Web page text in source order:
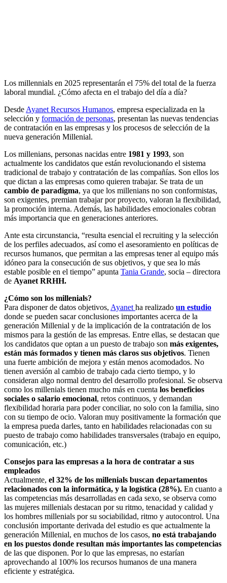
Los millennials en 2025 representarán el 75% del total de la fuerza
laboral mundial. ¿Cómo afecta en el trabajo del día a día?
Desde Ayanet Recursos Humanos, empresa especializada en la
selección y formación de personas, presentan las nuevas tendencias
de contratación en las empresas y los procesos de selección de la
nueva generación Millenial.
Los millenians, personas nacidas entre 1981 y 1993, son
actualmente los candidatos que están revolucionando el sistema
tradicional de trabajo y contratación de las compañías. Son ellos los
que dictan a las empresas como quieren trabajar. Se trata de un
cambio de paradigma, ya que los millenians no son conformistas,
son exigentes, premian trabajar por proyecto, valoran la flexibilidad,
la promoción interna. Además, las habilidades emocionales cobran
más importancia que en generaciones anteriores.
Ante esta circunstancia, “resulta esencial el recruiting y la selección
de los perfiles adecuados, así como el asesoramiento en políticas de
recursos humanos, que permitan a las empresas tener al equipo más
idóneo para la consecución de sus objetivos, y que sea lo más
estable posible en el tiempo” apunta Tania Grande, socia – directora
de Ayanet RRHH.
¿Cómo son los millenials?
Para disponer de datos objetivos, Ayanet ha realizado un estudio
donde se pueden sacar conclusiones importantes acerca de la
generación Millenial y de la implicación de la contratación de los
mismos para la gestión de las empresas. Entre ellas, se destacan que
los candidatos que optan a un puesto de trabajo son más exigentes,
están más formados y tienen más claros sus objetivos. Tienen
una fuerte ambición de mejora y están menos acomodados. No
tienen aversión al cambio de trabajo cada cierto tiempo, y lo
consideran algo normal dentro del desarrollo profesional. Se observa
como los millenials tienen mucho más en cuenta los beneficios
sociales o salario emocional, retos continuos, y demandan
flexibilidad horaria para poder conciliar, no solo con la familia, sino
con su tiempo de ocio. Valoran muy positivamente la formación que
la empresa pueda darles, tanto en habilidades relacionadas con su
puesto de trabajo como habilidades transversales (trabajo en equipo,
comunicación, etc.)
Consejos para las empresas a la hora de contratar a sus
empleados
Actualmente, el 32% de los millenials buscan departamentos
relacionados con la informática, y la logística (28%). En cuanto a
las competencias más desarrolladas en cada sexo, se observa como
las mujeres millenials destacan por su ritmo, tenacidad y calidad y
los hombres millenials por su sociabilidad, ritmo y autocontrol. Una
conclusión importante derivada del estudio es que actualmente la
generación Millenial, en muchos de los casos, no está trabajando
en los puestos donde resultan más importantes las competencias
de las que disponen. Por lo que las empresas, no estarían
aprovechando al 100% los recursos humanos de una manera
eficiente y estratégica.